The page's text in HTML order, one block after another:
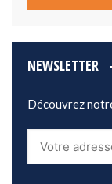
NEWSLETTER
Découvrez